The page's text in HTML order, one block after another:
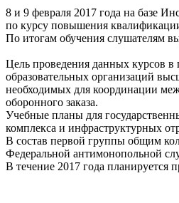
8 и 9 февраля 2017 года на базе
по курсу повышения квалификации
По итогам обучения слушателям
Цель проведения данных курсов
образовательных организаций
необходимых для координации
оборонного заказа.
Учебные планы для
комплекса и инфраструктурных
В состав первой группы общим
Федеральной антимонопольной
В течение 2017 года планируется